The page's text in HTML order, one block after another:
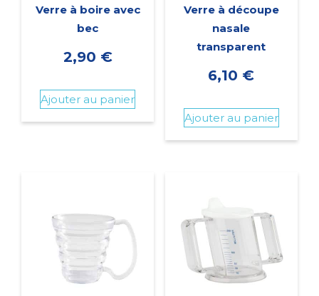
Verre à boire avec
bec
2,90 €
Ajouter au panier
Verre à découpe
nasale
transparent
6,10 €
Ajouter au panier